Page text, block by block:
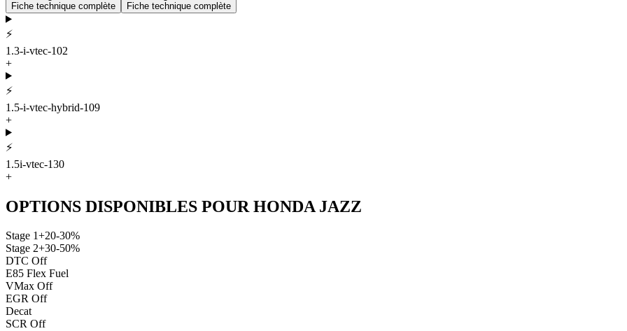
Fiche technique complète
Fiche technique complète
⚡
1.3-i-vtec-102
+
⚡
1.5-i-vtec-hybrid-109
+
⚡
1.5i-vtec-130
+
OPTIONS DISPONIBLES POUR HONDA JAZZ
Stage 1+20-30%
Stage 2+30-50%
DTC Off
E85 Flex Fuel
VMax Off
EGR Off
Decat
SCR Off